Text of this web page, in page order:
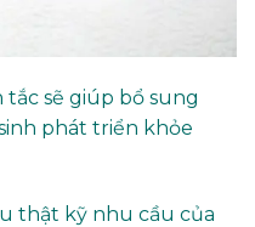
sẽ giúp bổ sung
phát triển khỏe
thật kỹ nhu cầu của